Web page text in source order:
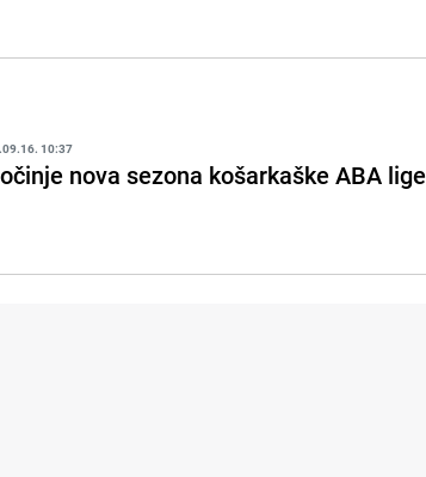
10:37
nova sezona košarkaške ABA lige